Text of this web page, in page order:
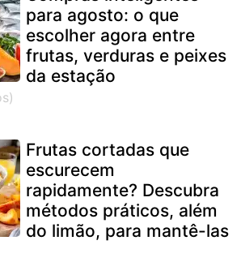
para agosto: o que
escolher agora entre
frutas, verduras e peixes
da estação
Frutas cortadas que
escurecem
rapidamente? Descubra
métodos práticos, além
do limão, para mantê-las